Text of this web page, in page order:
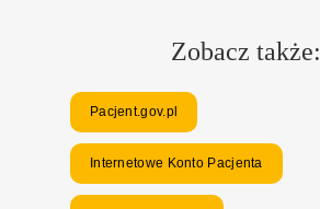
Zobacz także:
Pacjent.gov.pl
Internetowe Konto Pacjenta